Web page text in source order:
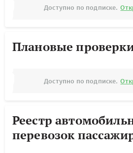
Доступно по подписке.
Плановые
Доступно по подписке.
Реестр
перевозок